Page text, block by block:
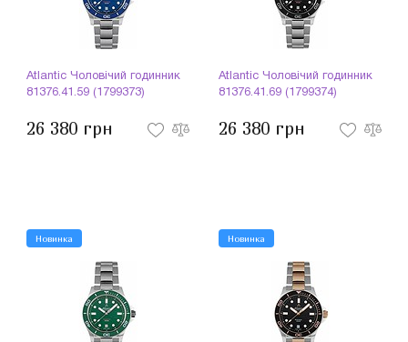
Atlantic Чоловічий годинник
81376.41.59 (1799373)
26 380 грн
Atlantic Чоловічий годинник
81376.41.69 (1799374)
26 380 грн
Новинка Новинка